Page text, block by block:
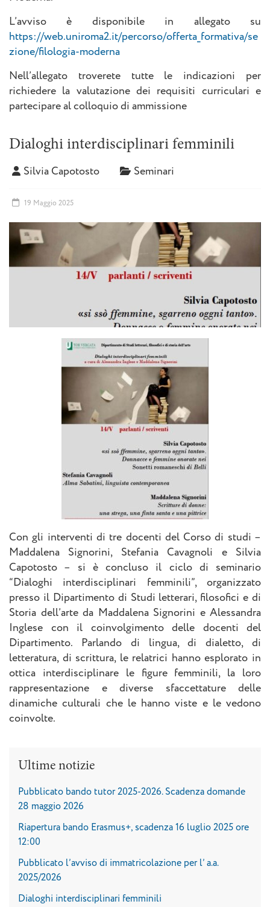
L’avviso è disponibile in allegato su
https://web.uniroma2.it/percorso/offerta_formativa/se
zione/filologia-moderna
Nell’allegato troverete tutte le indicazioni per
richiedere la valutazione dei requisiti curriculari e
partecipare al colloquio di ammissione
Dialoghi interdisciplinari femminili
Silvia Capotosto
Seminari
19 Maggio 2025
Con gli interventi di tre docenti del Corso di studi –
Maddalena Signorini, Stefania Cavagnoli e Silvia
Capotosto – si è concluso il ciclo di seminario
“Dialoghi interdisciplinari femminili”, organizzato
presso il Dipartimento di Studi letterari, filosofici e di
Storia dell’arte da Maddalena Signorini e Alessandra
Inglese con il coinvolgimento delle docenti del
Dipartimento. Parlando di lingua, di dialetto, di
letteratura, di scrittura, le relatrici hanno esplorato in
ottica interdisciplinare le figure femminili, la loro
rappresentazione e diverse sfaccettature delle
dinamiche culturali che le hanno viste e le vedono
coinvolte.
Ultime notizie
Pubblicato bando tutor 2025-2026. Scadenza domande
28 maggio 2026
Riapertura bando Erasmus+, scadenza 16 luglio 2025 ore
12:00
Pubblicato l’avviso di immatricolazione per l’ a.a.
2025/2026
Dialoghi interdisciplinari femminili